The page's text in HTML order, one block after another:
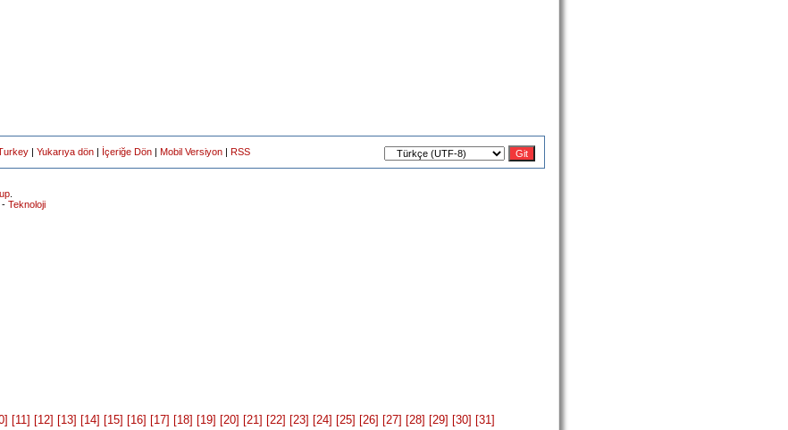
| Yukarıya dön | İçeriğe Dön | Mobil Versiyon | RSS
- Teknoloji
[11] [12] [13] [14] [15] [16] [17] [18] [19] [20] [21] [22] [23] [24] [25] [26] [27] [28] [29] [30] [31]